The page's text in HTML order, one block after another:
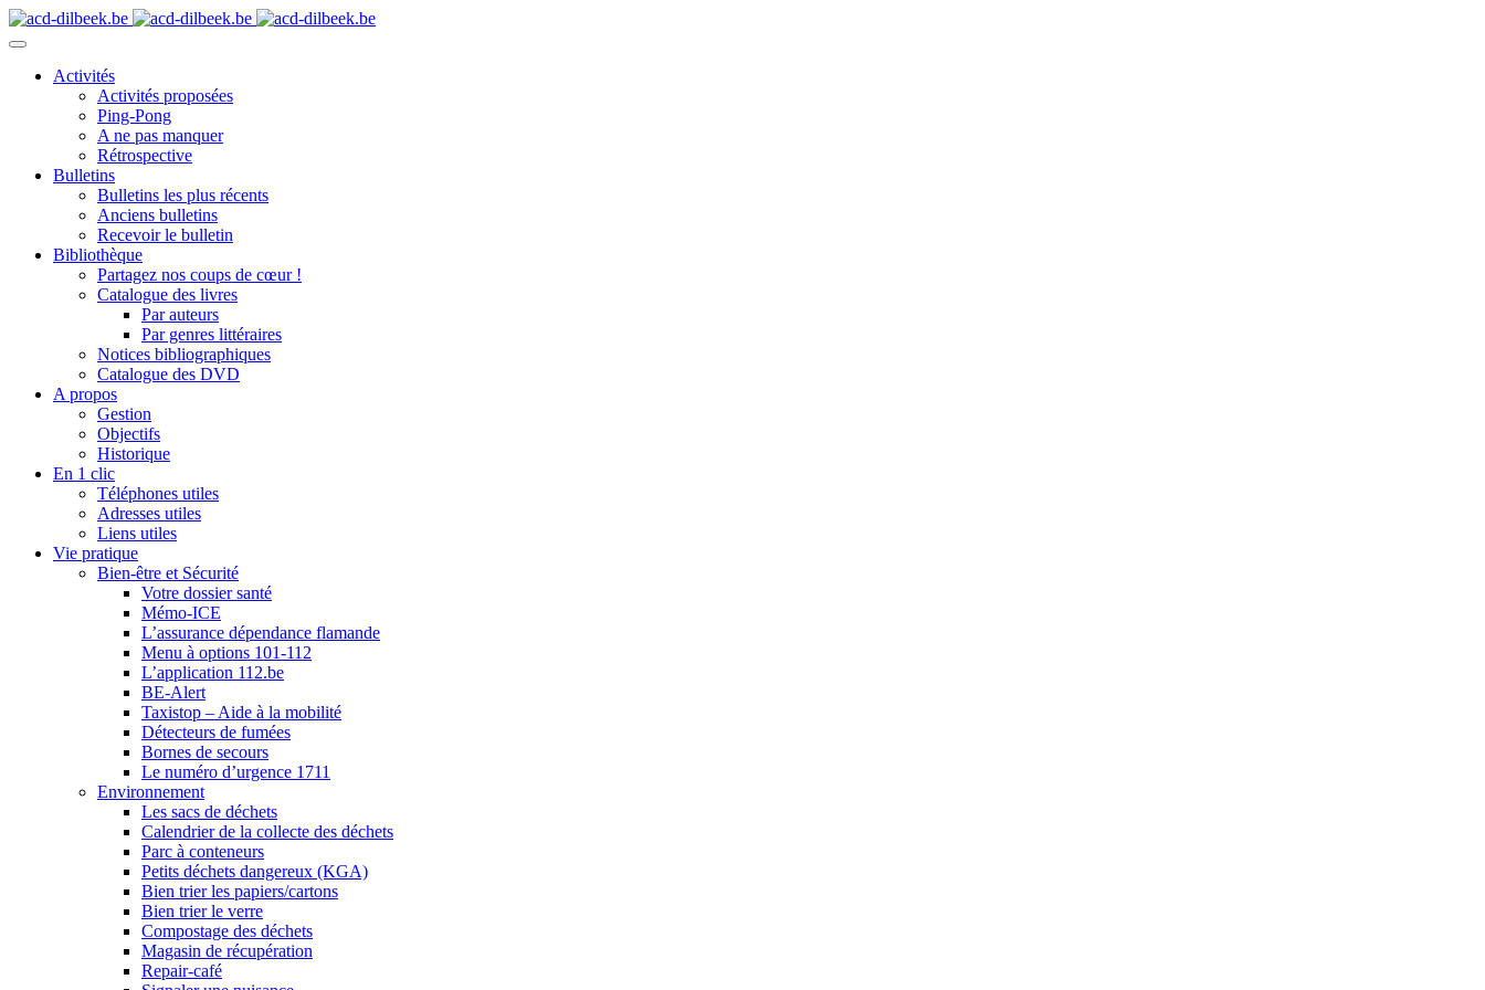
Activités
Activités proposées
Ping-Pong
A ne pas manquer
Rétrospective
Bulletins
Bulletins les plus récents
Anciens bulletins
Recevoir le bulletin
Bibliothèque
Partagez nos coups de cœur !
Catalogue des livres
Par auteurs
Par genres littéraires
Notices bibliographiques
Catalogue des DVD
A propos
Gestion
Objectifs
Historique
En 1 clic
Téléphones utiles
Adresses utiles
Liens utiles
Vie pratique
Bien-être et Sécurité
Votre dossier santé
Mémo-ICE
L’assurance dépendance flamande
Menu à options 101-112
L’application 112.be
BE-Alert
Taxistop – Aide à la mobilité
Détecteurs de fumées
Bornes de secours
Le numéro d’urgence 1711
Environnement
Les sacs de déchets
Calendrier de la collecte des déchets
Parc à conteneurs
Petits déchets dangereux (KGA)
Bien trier les papiers/cartons
Bien trier le verre
Compostage des déchets
Magasin de récupération
Repair-café